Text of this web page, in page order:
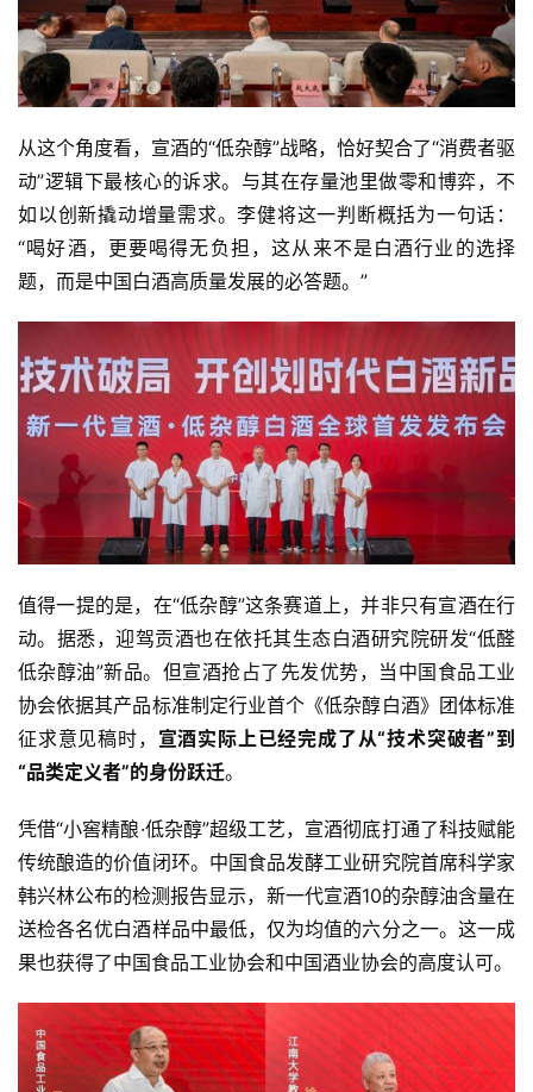
首
页
公
司
深
度
物
酒
活
动
态
视
频
登录 注册
从这个角度看，宣酒的“低杂醇”战略，恰好契合了“消费者驱
动”逻辑下最核心的诉求。与其在存量池里做零和博弈，不
如以创新撬动增量需求。李健将这一判断概括为一句话：
“喝好酒，更要喝得无负担，这从来不是白酒行业的选择
题，而是中国白酒高质量发展的必答题。”
值得一提的是，在“低杂醇”这条赛道上，并非只有宣酒在行
动。据悉，迎驾贡酒也在依托其生态白酒研究院研发“低醛
低杂醇油”新品。但宣酒抢占了先发优势，当中国食品工业
协会依据其产品标准制定行业首个《低杂醇白酒》团体标准
征求意见稿时， 宣酒实际上已经完成了从“技术突破者”到
“品类定义者”的身份跃迁。
凭借“小窖精酿·低杂醇”超级工艺，宣酒彻底打通了科技赋能
传统酿造的价值闭环。中国食品发酵工业研究院首席科学家
韩兴林公布的检测报告显示，新一代宣酒10的杂醇油含量在
送检各名优白酒样品中最低，仅为均值的六分之一。这一成
果也获得了中国食品工业协会和中国酒业协会的高度认可。